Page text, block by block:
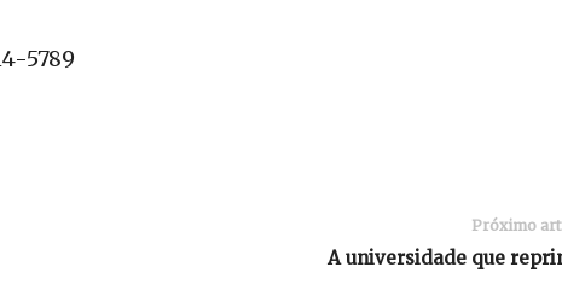
5789
Próximo
A universidade que